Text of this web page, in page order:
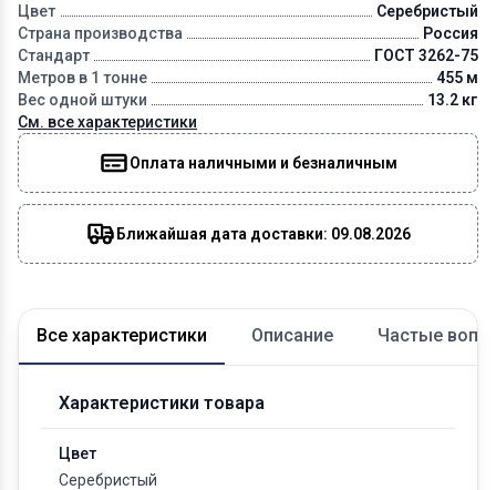
Цвет
Серебристый
Страна производства
Россия
Стандарт
ГОСТ 3262-75
Метров в 1 тонне
455 м
Вес одной штуки
13.2 кг
См. все характеристики
Оплата наличными и безналичным
Ближайшая дата доставки: 09.08.2026
Все характеристики Описание Частые
Характеристики товара
Цвет
Серебристый